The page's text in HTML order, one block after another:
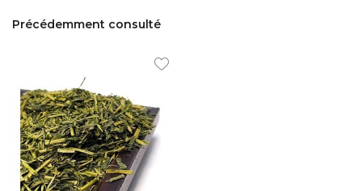
Précédemment consulté